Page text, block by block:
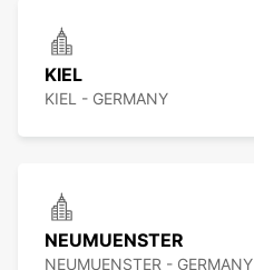
KIEL
KIEL - GERMANY
NEUMUENSTER
NEUMUENSTER - GERMANY